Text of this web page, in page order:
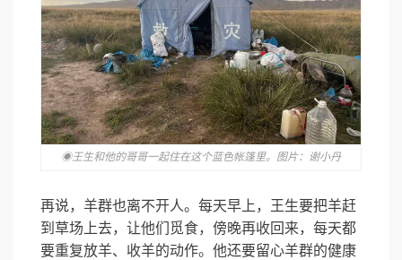
◉王生和他的哥哥一起住在这个蓝色帐篷里。图片：谢小丹
再说，羊群也离不开人。每天早上，王生要把羊赶
到草场上去，让他们觅食，傍晚再收回来，每天都
要重复放羊、收羊的动作。他还要留心羊群的健康